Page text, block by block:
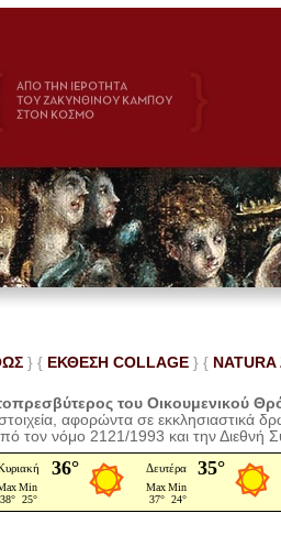
} { ΕΚΘΕΣΗ COLLAGE }{ NATURA
του Οικουμενικού
αφορώντα σε εκκλησιαστικά
από τον νόμο 2121/1993 και την